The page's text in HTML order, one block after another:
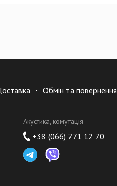
Обмін та повернення
Акустика, комутація
+38 (066) 771 12 70